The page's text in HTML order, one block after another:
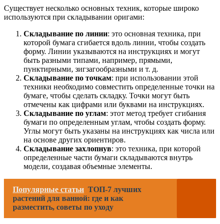
Существует несколько основных техник, которые широко
используются при складывании оригами:
Складывание по линии: это основная техника, при
которой бумага сгибается вдоль линии, чтобы создать
форму. Линии указываются на инструкциях и могут
быть разными типами, например, прямыми,
пунктирными, зигзагообразными и т. д.
Складывание по точкам: при использовании этой
техники необходимо совместить определенные точки на
бумаге, чтобы сделать складку. Точки могут быть
отмечены как цифрами или буквами на инструкциях.
Складывание по углам: этот метод требует сгибания
бумаги по определенным углам, чтобы создать форму.
Углы могут быть указаны на инструкциях как числа или
на основе других ориентиров.
Складывание захлопнув: это техника, при которой
определенные части бумаги складываются внутрь
модели, создавая объемные элементы.
Популярные статьи ТОП-7 лучших
растений для ванной: где и как
разместить, советы по уходу